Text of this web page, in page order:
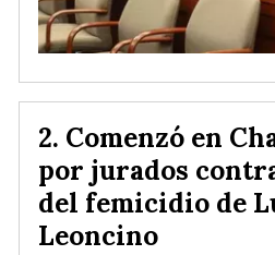
Comenzó en
por jurados
del femicidio de
Leoncino